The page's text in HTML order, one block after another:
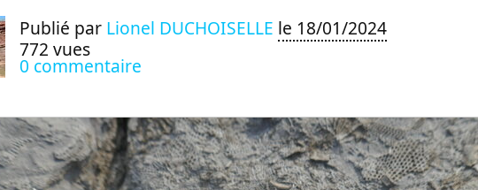
Publié par Lionel DUCHOISELLE le 18/01/2024
772 vues
0 commentaire